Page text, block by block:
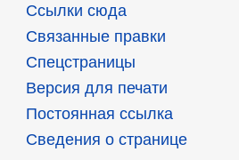
Ссылки сюда
Связанные правки
Спецстраницы
Версия для печати
Постоянная ссылка
Сведения о странице